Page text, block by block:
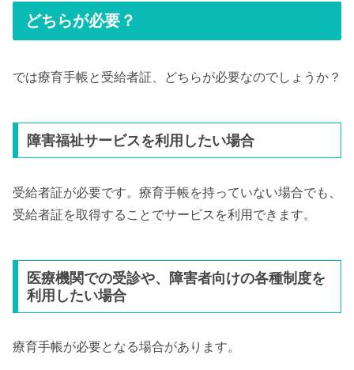
どちらが必要？
では療育手帳と受給者証、どちらが必要なのでしょうか？
障害福祉サービスを利用したい場合
受給者証が必要です。療育手帳を持っていない場合でも、
受給者証を取得することでサービスを利用できます。
医療機関での受診や、障害者向けの各種制度を
利用したい場合
療育手帳が必要となる場合があります。